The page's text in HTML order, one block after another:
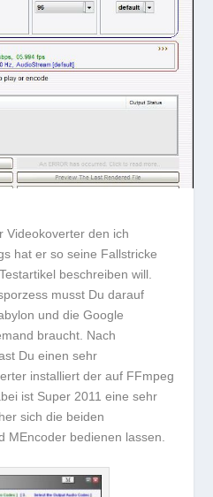
Videokoverter den ich
hat er so seine Fallstricke
beschreiben will.
musst Du darauf
und die Google
braucht. Nach
Du einen sehr
installiert der auf FFmpeg
ist Super 2011 eine sehr
sich die beiden
MEncoder bedienen lassen.